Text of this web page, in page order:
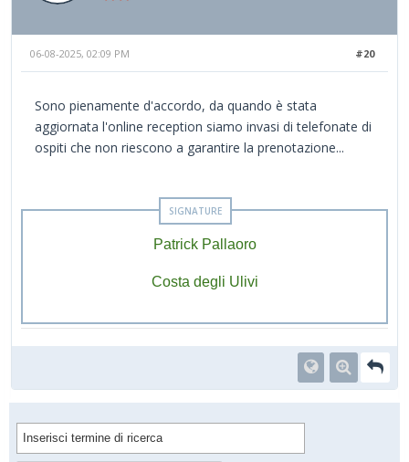
#20
06-08-2025, 02:09 PM
Sono pienamente d'accordo, da quando è stata
aggiornata l'online reception siamo invasi di telefonate di
ospiti che non riescono a garantire la prenotazione...
Patrick Pallaoro
Costa degli Ulivi